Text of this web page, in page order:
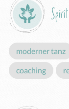
moderner tanz
coaching